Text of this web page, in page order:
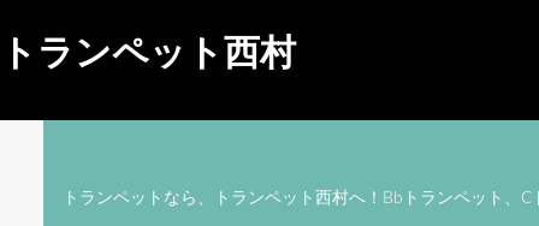
トランペット西村
トランペットなら、トランペット西村へ！Bbトランペット